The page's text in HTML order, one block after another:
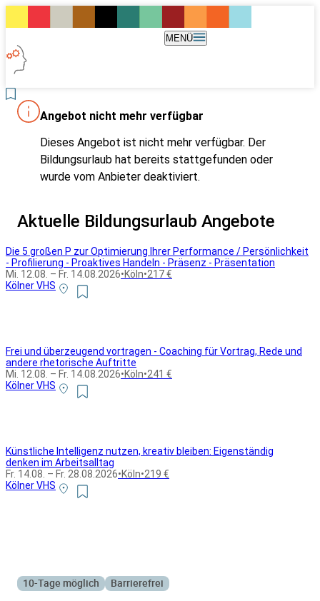
MENÜ
Angebot nicht mehr verfügbar
Dieses Angebot ist nicht mehr verfügbar. Der
Bildungsurlaub hat bereits stattgefunden oder
wurde vom Anbieter deaktiviert.
Aktuelle Bildungsurlaub Angebote
Die 5 großen P zur Optimierung Ihrer Performance / Persönlichkeit
- Profilierung - Proaktives Handeln - Präsenz - Präsentation
Mi. 12.08. – Fr. 14.08.2026•Köln•217 €
Kölner VHS
Frei und überzeugend vortragen - Coaching für Vortrag, Rede und
andere rhetorische Auftritte
Mi. 12.08. – Fr. 14.08.2026•Köln•241 €
Kölner VHS
Künstliche Intelligenz nutzen, kreativ bleiben: Eigenständig
denken im Arbeitsalltag
Fr. 14.08. – Fr. 28.08.2026•Köln•219 €
Kölner VHS
10-Tage möglich Barrierefrei